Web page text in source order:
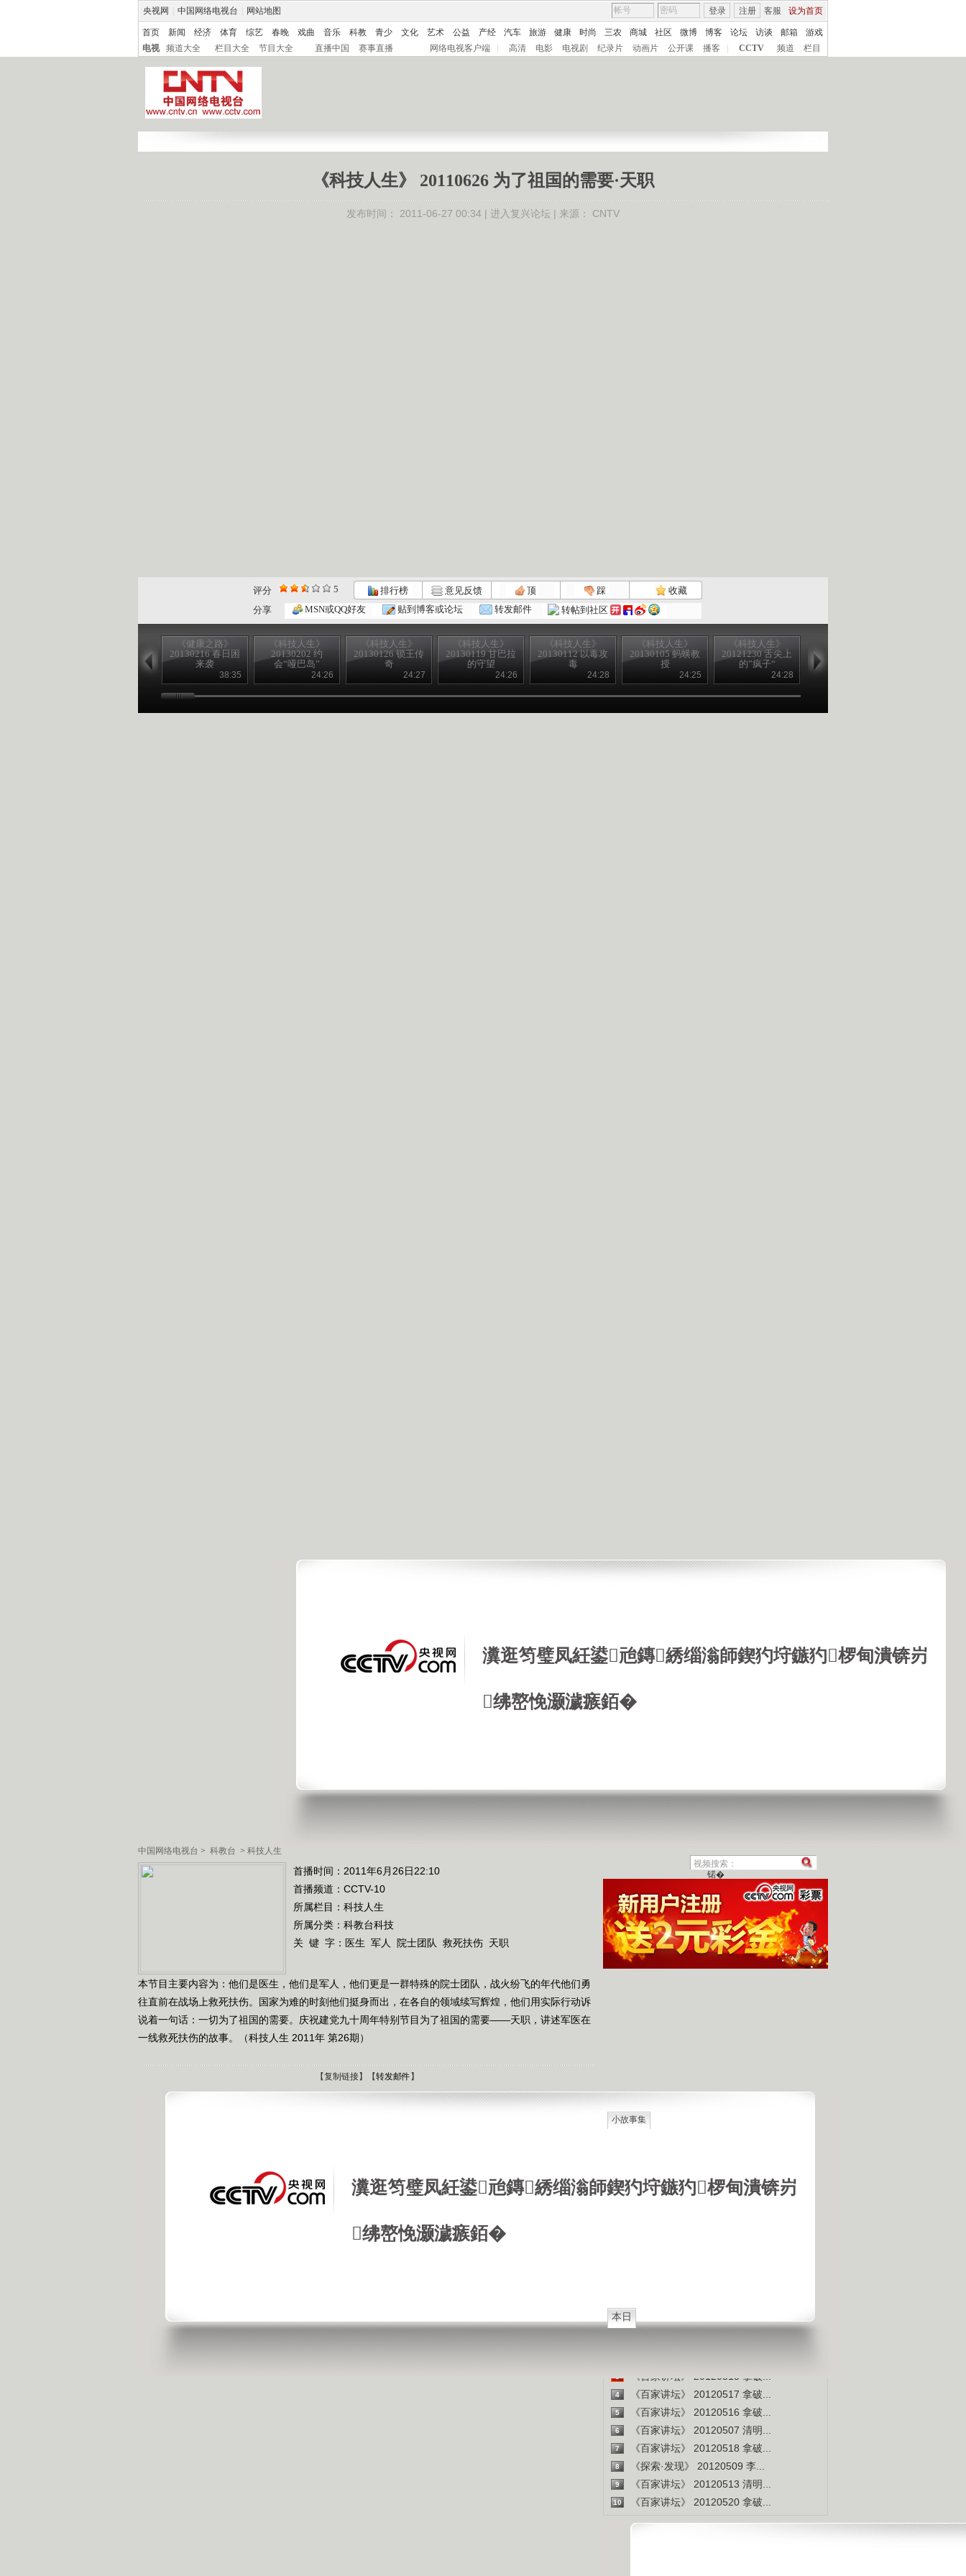
央视网 中国网络电视台 网站地图 客服 设为首页
登录 注册
首页 新闻 经济 体育 综艺 春晚 戏曲 音乐 科教 青少 文化 艺术 公益 产经 汽车 旅游 健康 时尚 三农 商城 社区 微博 博客 论坛 访谈 邮箱
游戏
电视
频道大全 栏目大全 节目大全 直播中国 赛事直播 网络电视客户端 高清 电影 电视剧 纪录片 动画片 公开课 播客 CCTV 频道 栏目
瀵逛笉璧凤紝鍙兘鏄綉缁滃師鍥犳垨鏃犳椤甸潰锛岃
绋嶅悗灏濊瘯銆�
中国网络电视台 > 科教台 > 科技人生
《科技人生》 20110626 为了祖国的需要·天职
发布时间： 2011-06-27 00:34 | 进入复兴论坛 | 来源： CNTV
评分 5 排行榜 意见反馈 顶 踩
收藏
分享
MSN或QQ好友 贴到博客或论坛 转发邮件 转帖到社区
《健康之路》
20130216 春日困
来袭
38:35
《科技人生》
20130202 约
会“哑巴岛”
24:26
《科技人生》
20130126 锁王传
奇
24:27
《科技人生》
20130119 甘巴拉
的守望
24:26
《科技人生》
20130112 以毒攻
毒
24:28
《科技人生》
20130105 蚂蟥教
授
24:25
《科技人生》
20121230 舌尖上
的”疯子“
24:28
20121223 缉毒群
首播时间：2011年6月26日22:10
首播频道： CCTV-10
所属栏目： 科技人生
所属分类：科教台科技
关 键 字： 医生 军人 院士团队 救死扶伤 天职
本节目主要内容为：他们是医生，他们是军人，他们更是一群特殊的院士团队，战火纷飞的年代他们勇
往直前在战场上救死扶伤。国家为难的时刻他们挺身而出，在各自的领域续写辉煌，他们用实际行动诉
说着一句话：一切为了祖国的需要。庆祝建党九十周年特别节目为了祖国的需要——天职，讲述军医在
一线救死扶伤的故事。（科技人生 2011年 第26期）
【复制链接】【转发邮件 】
瀵逛笉璧凤紝鍙兘鏄綉缁滃師鍥犳垨鏃犳椤甸潰锛岃
绋嶅悗灏濊瘯銆�
锘�
小故事集
接触到18号机库最高机密的打字员
本日
《百家讲坛》 20120515 拿破...
4 《百家讲坛》 20120517 拿破...
5 《百家讲坛》 20120516 拿破...
6 《百家讲坛》 20120507 清明...
7 《百家讲坛》 20120518 拿破...
8 《探索·发现》 20120509 李...
9 《百家讲坛》 20120513 清明...
10 《百家讲坛》 20120520 拿破...